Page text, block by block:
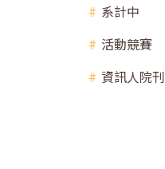
系計中
活動競賽
資訊人院刊